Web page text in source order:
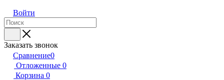
Войти
Заказать звонок
Сравнение0
Отложенные 0
Корзина 0